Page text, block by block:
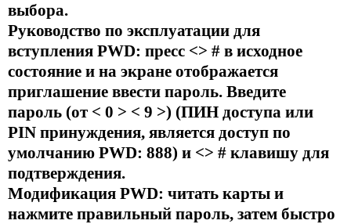
выбора.
Руководство по эксплуатации для
вступления PWD: пресс <> # в исходное
состояние и на экране отображается
приглашение ввести пароль. Введите
пароль (от < 0 > < 9 >) (ПИН доступа или
PIN принуждения, является доступ по
умолчанию PWD: 888) и <> # клавишу для
подтверждения.
Модификация PWD: читать карты и
нажмите правильный пароль, затем быстро